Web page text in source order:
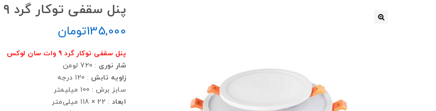
پنل سقفی توکار گرد ۹ وات
135,000تومان
پنل سقفی توکار گرد 9 وات سان لوکس
شار نوری : 720 لومن
زاویه تابش : 120 درجه
سابز برش : 100 میلیمتر
ابعاد : 22 × 118 میلی‌متر